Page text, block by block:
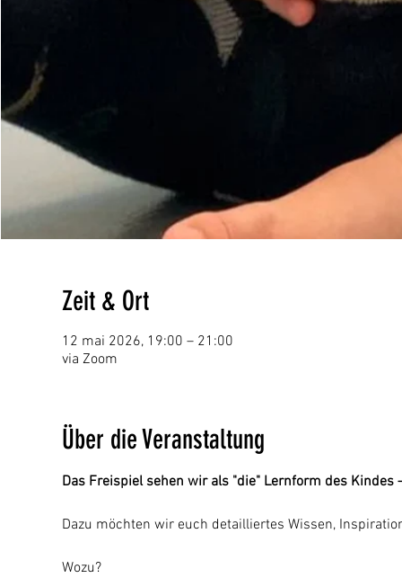
Zeit & Ort
12 mai 2026, 19:00 – 21:00
via Zoom
Über die Veranstaltung
Das Freispiel sehen wir als "die" Lernform des
Dazu möchten wir euch detailliertes Wissen,
Wozu?